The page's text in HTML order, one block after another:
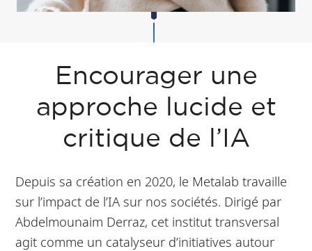
Encourager une
approche lucide et
critique de l’IA
Depuis sa création en 2020, le Metalab travaille
sur l’impact de l’IA sur nos sociétés. Dirigé par
Abdelmounaim Derraz, cet institut transversal
agit comme un catalyseur d’initiatives autour